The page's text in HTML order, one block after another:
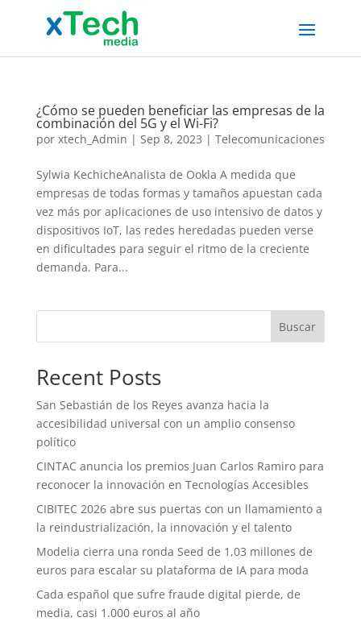
¿Cómo se pueden beneficiar las empresas de la
combinación del 5G y el Wi-Fi?
por xtech_Admin | Sep 8, 2023 | Telecomunicaciones
Sylwia KechicheAnalista de Ookla A medida que
empresas de todas formas y tamaños apuestan cada
vez más por aplicaciones de uso intensivo de datos y
dispositivos IoT, las redes heredadas pueden verse
en dificultades para seguir el ritmo de la creciente
demanda. Para...
Buscar
Recent Posts
San Sebastián de los Reyes avanza hacia la
accesibilidad universal con un amplio consenso
político
CINTAC anuncia los premios Juan Carlos Ramiro para
reconocer la innovación en Tecnologías Accesibles
CIBITEC 2026 abre sus puertas con un llamamiento a
la reindustrialización, la innovación y el talento
Modelia cierra una ronda Seed de 1,03 millones de
euros para escalar su plataforma de IA para moda
Cada español que sufre fraude digital pierde, de
media, casi 1.000 euros al año